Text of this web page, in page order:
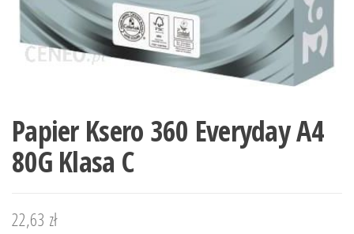
Papier Ksero 360 Everyday A4
80G Klasa C
22,63 zł